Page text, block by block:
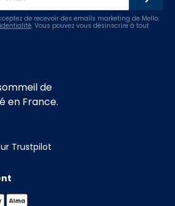
de recevoir des emails marketing de Mello.
. Vous pouvez vous désinscrire à tout
de
en France.
Trustpilot